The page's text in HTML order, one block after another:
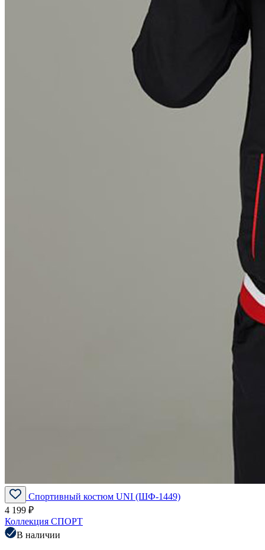
Спортивный костюм UNI (ШФ-1449)
4 199 ₽
Коллекция СПОРТ
В наличии